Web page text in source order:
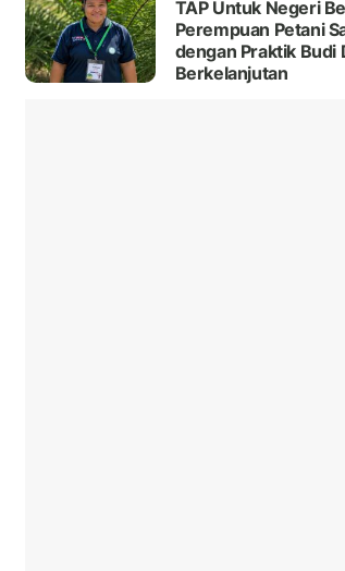
TAP Untuk Negeri
Perempuan Petani
dengan Praktik Budi
Berkelanjutan